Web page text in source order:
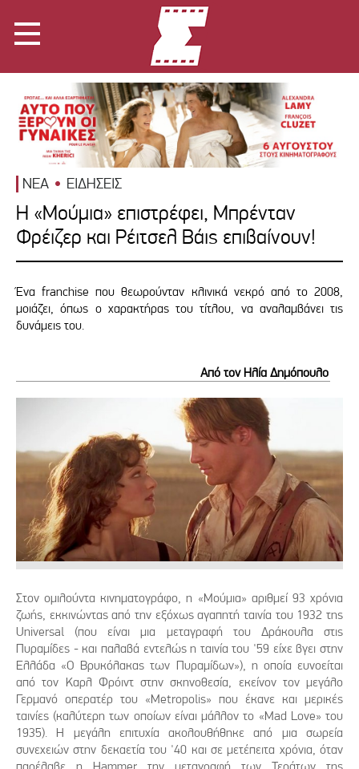
ΝΕΑ ΕΙΔΗΣΕΙΣ
H «Μούμια» επιστρέφει, Μπρένταν
Φρέιζερ και Ρέιτσελ Βάις επιβαίνουν!
Ένα franchise που θεωρούνταν κλινικά νεκρό από το 2008,
μοιάζει, όπως ο χαρακτήρας του τίτλου, να αναλαμβάνει τις
δυνάμεις του.
Από τον Ηλία Δημόπουλο
Στον ομιλούντα κινηματογράφο, η «Μούμια» αριθμεί 93 χρόνια
ζωής, εκκινώντας από την εξόχως αγαπητή ταινία του 1932 της
Universal (που είναι μια μεταγραφή του Δράκουλα στις
Πυραμίδες - και παλαβά εντελώς η ταινία του '59 είχε βγει στην
Ελλάδα «Ο Βρυκόλακας των Πυραμίδων»), η οποία ευνοείται
από τον Καρλ Φρόιντ στην σκηνοθεσία, εκείνον τον μεγάλο
Γερμανό οπερατέρ του «Metropolis» που έκανε και μερικές
ταινίες (καλύτερη των οποίων είναι μάλλον το «Mad Love» του
1935). Η μεγάλη επιτυχία ακολουθήθηκε από μια σωρεία
συνεχειών στην δεκαετία του '40 και σε μετέπειτα χρόνια, όταν